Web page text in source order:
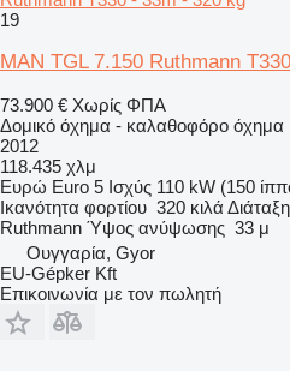
19
MAN TGL 7.150 Ruthmann
73.900 € Χωρίς ΦΠΑ
Δομικό όχημα - καλαθοφόρο όχημα
2012
118.435 χλμ
Ευρώ Euro 5 Ισχύς 110 kW (150
Ικανότητα φορτίου 320 κιλά
Ruthmann Ύψος ανύψωσης 33 μ
Ουγγαρία, Gyor
EU-Gépker Kft
Επικοινωνία με τον πωλητή